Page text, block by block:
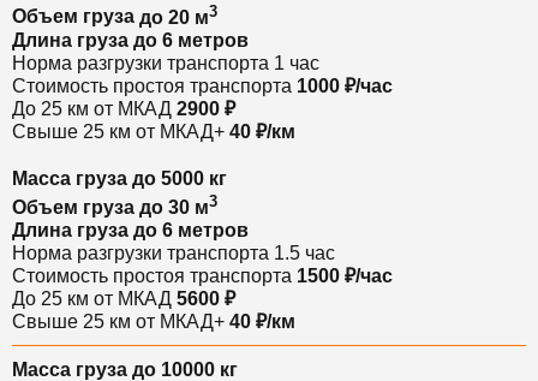
Объем груза до 20 м3
Длина груза до 6 метров
Норма разгрузки транспорта 1 час
Стоимость простоя транспорта 1000 ₽/час
До 25 км от МКАД 2900 ₽
Свыше 25 км от МКАД+ 40 ₽/км
Масса груза до 5000 кг
Объем груза до 30 м3
Длина груза до 6 метров
Норма разгрузки транспорта 1.5 час
Стоимость простоя транспорта 1500 ₽/час
До 25 км от МКАД 5600 ₽
Свыше 25 км от МКАД+ 40 ₽/км
Масса груза до 10000 кг